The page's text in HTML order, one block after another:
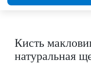
Кисть
натуральная